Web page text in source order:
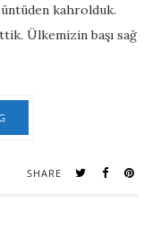
kahrolduk.
Ülkemizin başı sağ
SHARE